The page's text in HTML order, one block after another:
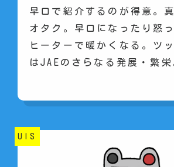
早口で紹介するのが得意。
オタク。早口になったり怒
ヒーターで暖かくなる。ツ
はJAEのさらなる発展・繁栄
UIS